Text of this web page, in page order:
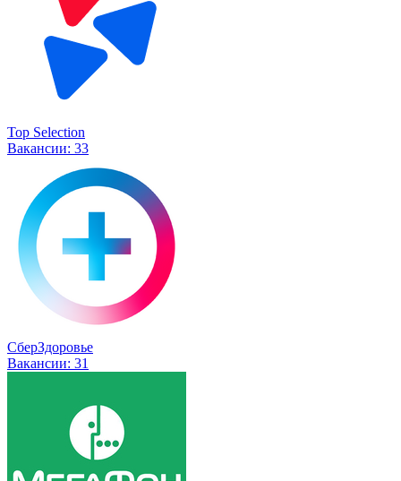
Top Selection
Вакансии: 33
СберЗдоровье
Вакансии: 31